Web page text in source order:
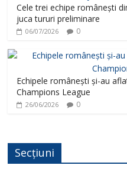
Cele trei echipe românești
juca tururi preliminare
06/07/2026 0
Echipele românești și-au
Champions League
26/06/2026 0
Secțiuni